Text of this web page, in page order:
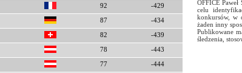
92 -429
87 -434
82 -439
78 -443
77 -444
OFFICE
celu
konkursów, w
żaden inny
Publikowane
śledzenia,